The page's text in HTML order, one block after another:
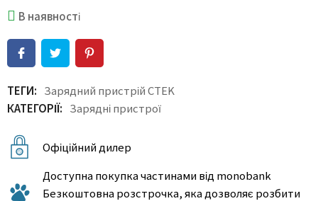
В наявності
ТЕГИ: Зарядний пристрій CTEK
КАТЕГОРІЇ: Зарядні пристрої
Офіційний дилер
Доступна покупка частинами від monobank
Безкоштовна розстрочка, яка дозволяє розбити